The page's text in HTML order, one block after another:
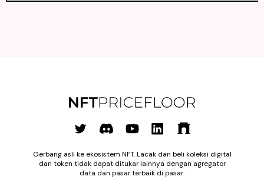
Gerbang asli ke ekosistem NFT. Lacak dan beli koleksi digital
dan token tidak dapat ditukar lainnya dengan agregator
data dan pasar terbaik di pasar.